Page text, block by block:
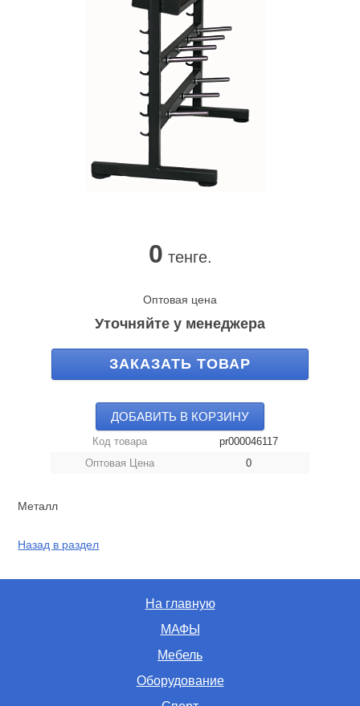
0 тенге.
Оптовая цена
Уточняйте у менеджера
ЗАКАЗАТЬ ТОВАР
ДОБАВИТЬ В КОРЗИНУ
Код товара
pr000046117
Оптовая Цена
0
Металл
Назад в раздел
На главную
МАФЫ
Мебель
Оборудование